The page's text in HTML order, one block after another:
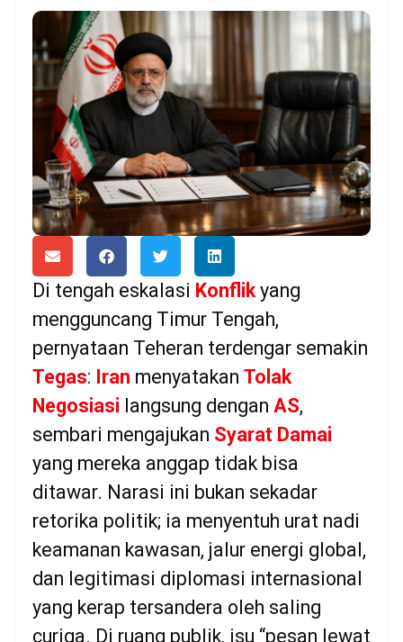
Di tengah eskalasi Konflikyang
mengguncang Timur Tengah,
pernyataan Teheran terdengar semakin
Tegas: Iran menyatakan Tolak
Negosiasi langsung dengan AS,
sembari mengajukan Syarat Damai
yang mereka anggap tidak bisa
ditawar. Narasi ini bukan sekadar
retorika politik; ia menyentuh urat nadi
keamanan kawasan, jalur energi global,
dan legitimasi diplomasi internasional
yang kerap tersandera oleh saling
curiga. Di ruang publik, isu “pesan lewat